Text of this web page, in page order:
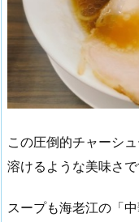
この圧倒的チャーシ
溶けるような美味さで
スープも海老江の「